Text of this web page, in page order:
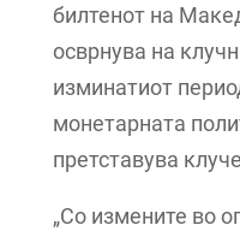
билтенот на
осврнува на
изминатиот
монетарната
претставува
„Со измените во